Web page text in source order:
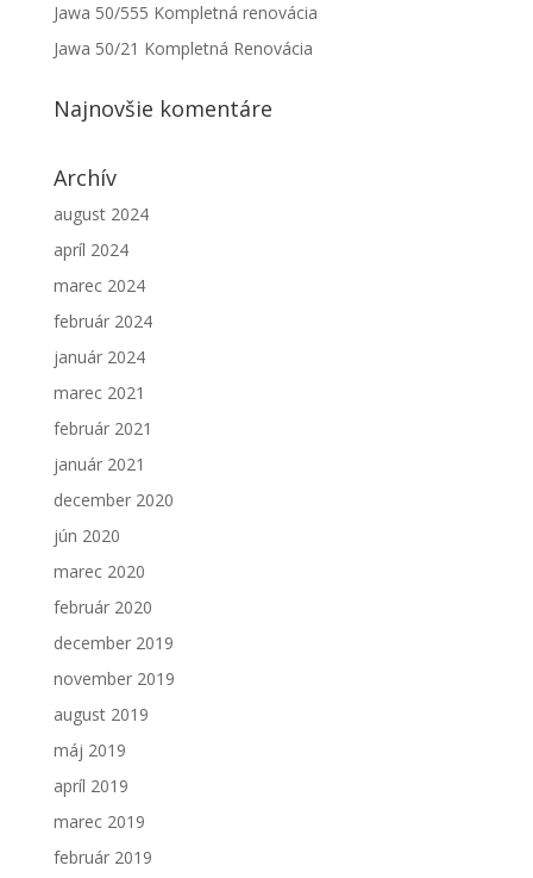
Jawa 50/555 Kompletná renovácia
Jawa 50/21 Kompletná Renovácia
Najnovšie komentáre
Archív
august 2024
apríl 2024
marec 2024
február 2024
január 2024
marec 2021
február 2021
január 2021
december 2020
jún 2020
marec 2020
február 2020
december 2019
november 2019
august 2019
máj 2019
apríl 2019
marec 2019
február 2019